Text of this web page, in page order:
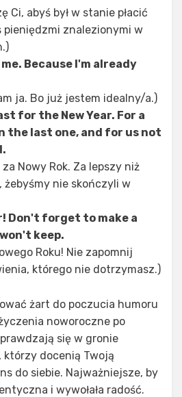
Ci, abyś był w stanie płacić
pieniędzmi znalezionymi w
me. Because I'm already
ja. Bo już jestem idealny/a.)
for the New Year. For a
the last one, and for us not
Nowy Rok. Za lepszy niż
żebyśmy nie skończyli w
Don't forget to make a
keep.
Roku! Nie zapomnij
którego nie dotrzymasz.)
żart do poczucia humoru
noworoczne po
się w gronie
docenią Twoją
do siebie. Najważniejsze, by
i wywołała radość.